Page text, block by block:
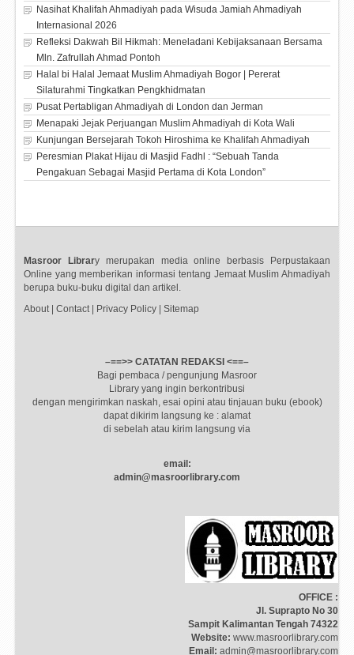
Nasihat Khalifah Ahmadiyah pada Wisuda Jamiah Ahmadiyah
Internasional 2026
Refleksi Dakwah Bil Hikmah: Meneladani Kebijaksanaan Bersama
Mln. Zafrullah Ahmad Pontoh
Halal bi Halal Jemaat Muslim Ahmadiyah Bogor | Pererat
Silaturahmi Tingkatkan Pengkhidmatan
Pusat Pertabligan Ahmadiyah di London dan Jerman
Menapaki Jejak Perjuangan Muslim Ahmadiyah di Kota Wali
Kunjungan Bersejarah Tokoh Hiroshima ke Khalifah Ahmadiyah
Peresmian Plakat Hijau di Masjid Fadhl : “Sebuah Tanda
Pengakuan Sebagai Masjid Pertama di Kota London”
Masroor Library merupakan media online berbasis Perpustakaan
Online yang memberikan informasi tentang Jemaat Muslim Ahmadiyah
berupa buku-buku digital dan artikel.
About| Contact| Privacy Policy Sitemap
–==>> CATATAN REDAKSI <==–
Bagi pembaca / pengunjung Masroor
Library yang ingin berkontribusi
dengan mengirimkan naskah, esai opini atau tinjauan buku (ebook)
dapat dikirim langsung ke : alamat
di sebelah atau kirim langsung via
email:
admin@masroorlibrary.com
OFFICE :
Jl. Suprapto No 30
Sampit Kalimantan Tengah 74322
Website: www.masroorlibrary.com
Email: admin@masroorlibrary.com